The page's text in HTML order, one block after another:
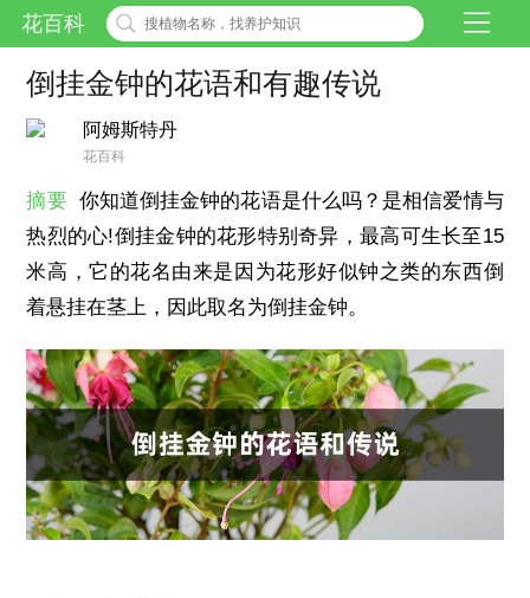
花百科
倒挂金钟的花语和有趣传说
阿姆斯特丹
花百科
摘要 你知道倒挂金钟的花语是什么吗？是相信爱情与
热烈的心!倒挂金钟的花形特别奇异，最高可生长至15
米高，它的花名由来是因为花形好似钟之类的东西倒
着悬挂在茎上，因此取名为倒挂金钟。